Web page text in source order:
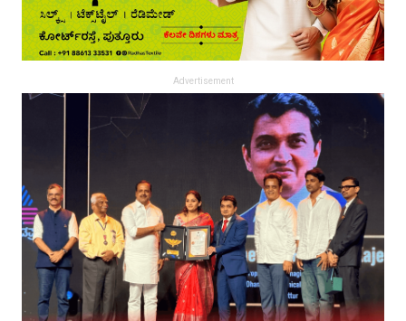
Advertisement